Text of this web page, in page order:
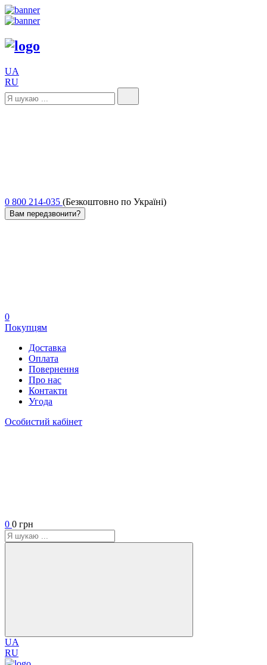
UA
RU
0 800 214-035 (Безкоштовно по Україні)
Вам передзвонити?
0
Покупцям
Доставка
Оплата
Повернення
Про нас
Контакти
Угода
Особистий кабінет
0 0 грн
UA
RU